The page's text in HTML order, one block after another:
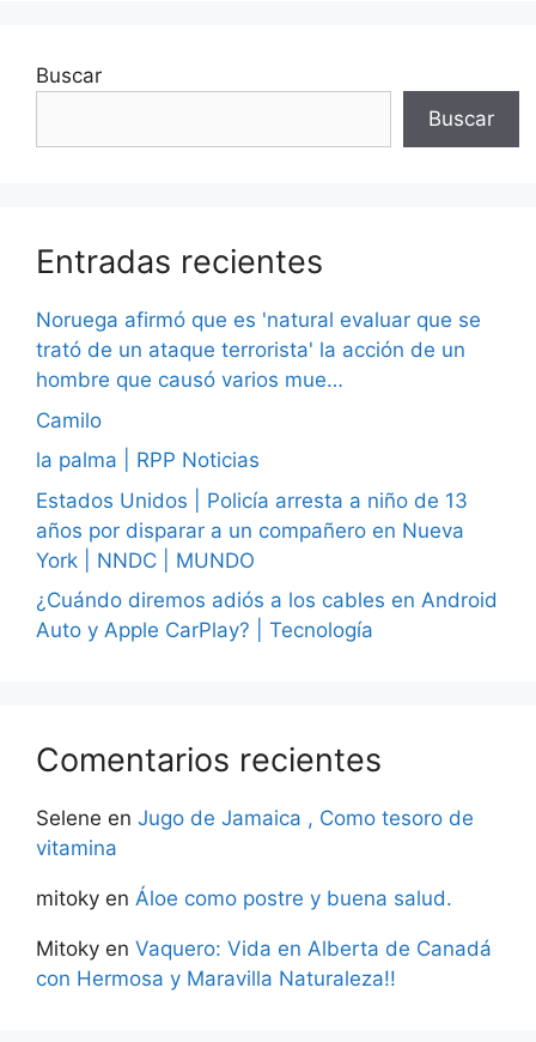
Buscar
Buscar
Entradas recientes
Noruega afirmó que es 'natural evaluar que se
trató de un ataque terrorista' la acción de un
hombre que causó varios mue…
Camilo
la palma | RPP Noticias
Estados Unidos | Policía arresta a niño de 13
años por disparar a un compañero en Nueva
York | NNDC | MUNDO
¿Cuándo diremos adiós a los cables en Android
Auto y Apple CarPlay? | Tecnología
Comentarios recientes
Selene en Jugo de Jamaica , Como tesoro de
vitamina
mitoky en Áloe como postre y buena salud.
Mitoky en Vaquero: Vida en Alberta de Canadá
con Hermosa y Maravilla Naturaleza!!